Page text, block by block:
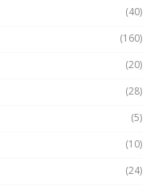
(40)
(160)
(20)
(28)
(5)
(10)
(24)